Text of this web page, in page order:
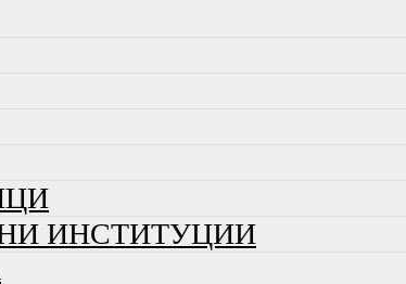
ИНСТИТУЦИИ